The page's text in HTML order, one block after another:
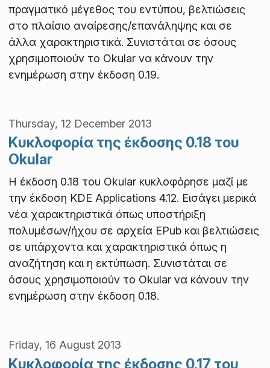
πραγματικό μέγεθος του εντύπου, βελτιώσεις
στο πλαίσιο αναίρεσης/επανάληψης και σε
άλλα χαρακτηριστικά. Συνιστάται σε όσους
χρησιμοποιούν το Okular να κάνουν την
ενημέρωση στην έκδοση 0.19.
Thursday, 12 December 2013
Κυκλοφορία της έκδοσης 0.18 του
Okular
Η έκδοση 0.18 του Okular κυκλοφόρησε μαζί με
την έκδοση KDE Applications 4.12. Εισάγει μερικά
νέα χαρακτηριστικά όπως υποστήριξη
πολυμέσων/ήχου σε αρχεία EPub και βελτιώσεις
σε υπάρχοντα και χαρακτηριστικά όπως η
αναζήτηση και η εκτύπωση. Συνιστάται σε
όσους χρησιμοποιούν το Okular να κάνουν την
ενημέρωση στην έκδοση 0.18.
Friday, 16 August 2013
Κυκλοφορία της έκδοσης 0.17 του